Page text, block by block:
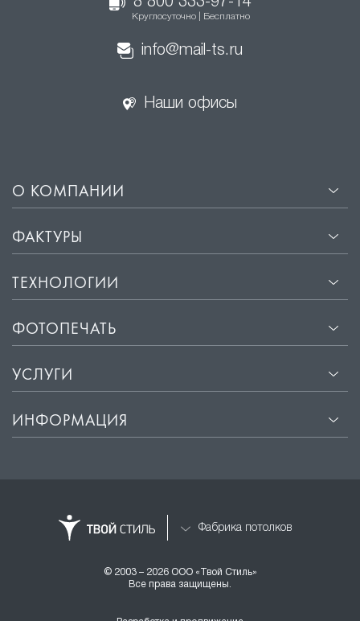
Круглосуточно | Бесплатно
info@mail-ts.ru
Наши офисы
О КОМПАНИИ
ФАКТУРЫ
ТЕХНОЛОГИИ
ФОТОПЕЧАТЬ
УСЛУГИ
ИНФОРМАЦИЯ
Фабрика потолков
© 2003 – 2026 ООО «Твой Стиль»
Все права защищены.